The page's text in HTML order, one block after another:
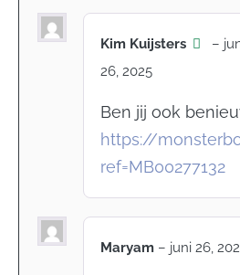
Kim Kuijsters –
26, 2025
Ben jij ook
https://
ref=MB00277132
Maryam – juni 26,